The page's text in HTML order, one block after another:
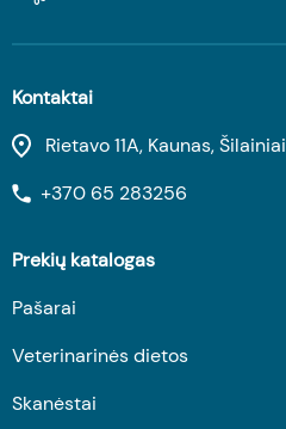
Kontaktai
Rietavo 11A, Kaunas, Šilainiai
+370 65 283256
Prekių katalogas
Pašarai
Veterinarinės dietos
Skanėstai